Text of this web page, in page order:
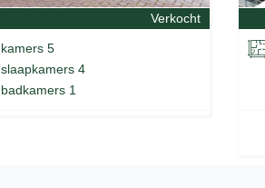
Verkocht
kamers 5
slaapkamers 4
badkamers 1